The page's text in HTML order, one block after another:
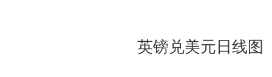
英镑兑美元日线图